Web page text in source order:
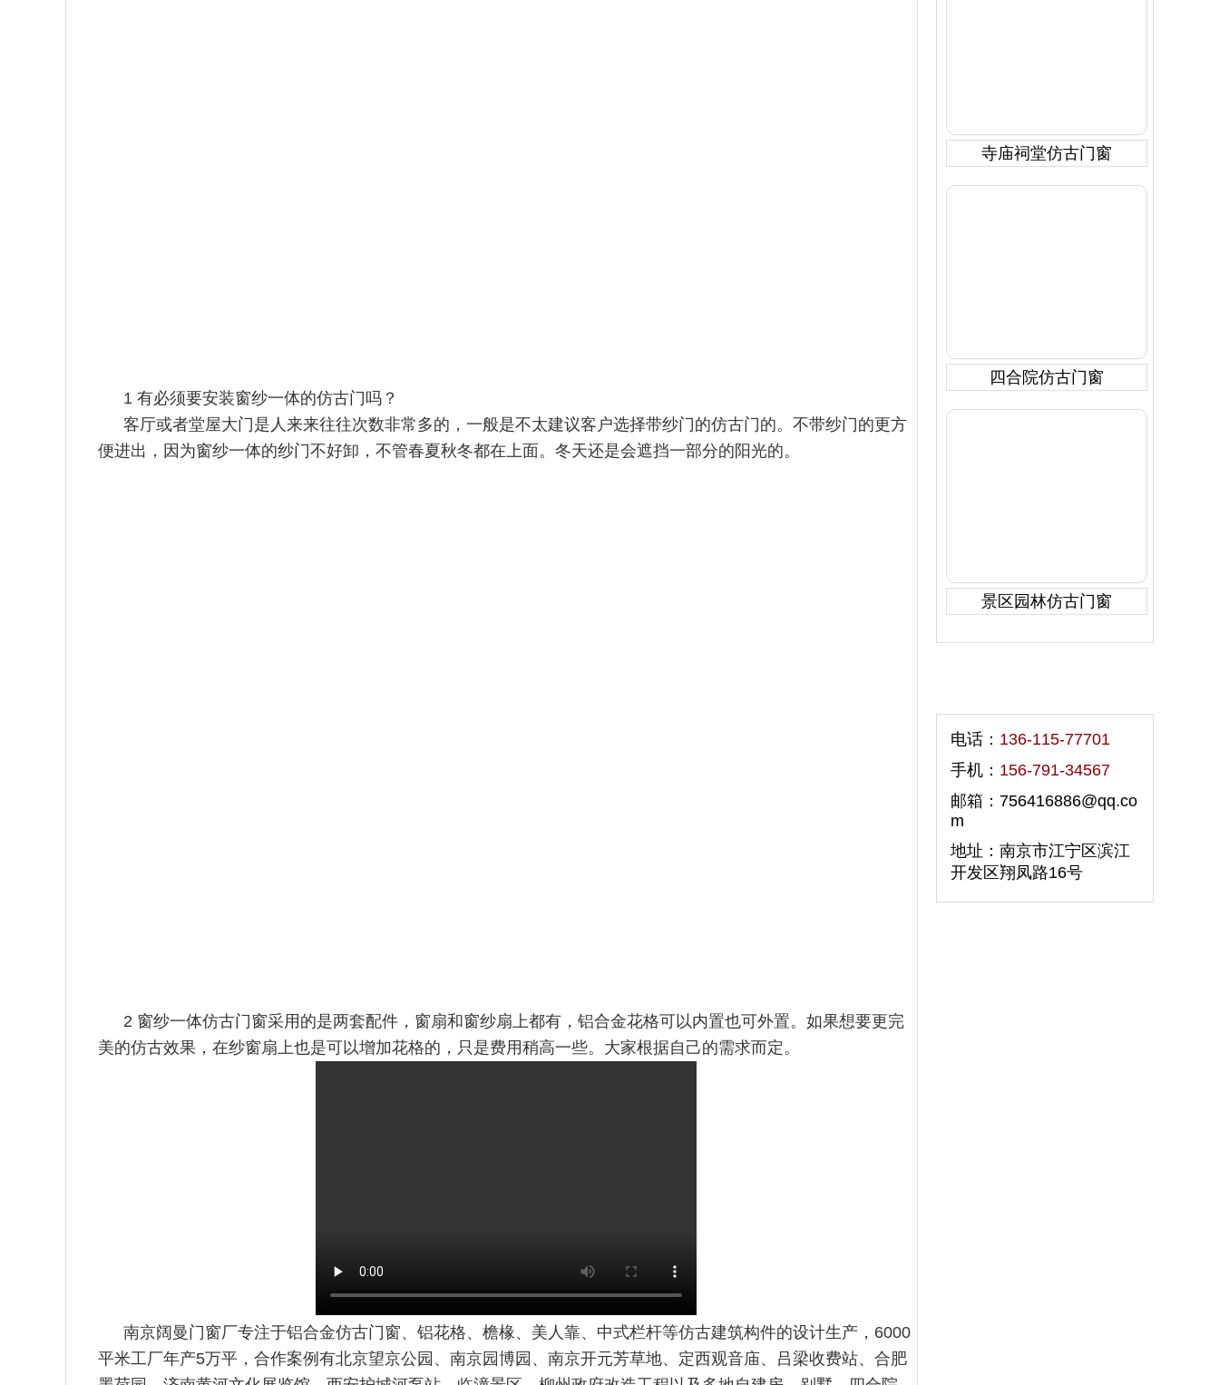
1 有必须要安装窗纱一体的仿古门吗？
客厅或者堂屋大门是人来来往往次数非常多的，一般是不太建议客户选择带纱门的仿古门的。不带纱门的更方
便进出，因为窗纱一体的纱门不好卸，不管春夏秋冬都在上面。冬天还是会遮挡一部分的阳光的。
2 窗纱一体仿古门窗采用的是两套配件，窗扇和窗纱扇上都有，铝合金花格可以内置也可外置。如果想要更完
美的仿古效果，在纱窗扇上也是可以增加花格的，只是费用稍高一些。大家根据自己的需求而定。
南京阔曼门窗厂专注于铝合金仿古门窗、铝花格、檐椽、美人靠、中式栏杆等仿古建筑构件的设计生产，6000
平米工厂年产5万平，合作案例有北京望京公园、南京园博园、南京开元芳草地、定西观音庙、吕梁收费站、合肥
寺庙祠堂仿古门窗
四合院仿古门窗
景区园林仿古门窗
电话： 136-115-77701
手机： 156-791-34567
邮箱：756416886@qq.co
m
地址：南京市江宁区滨江
开发区翔凤路16号